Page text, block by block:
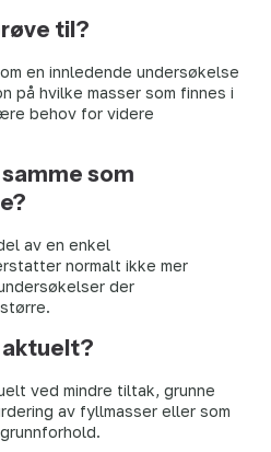
til?
en innledende undersøkelse
på hvilke masser som finnes i
behov for videre
som
av en enkel
normalt ikke mer
der
aktuelt?
ved mindre tiltak, grunne
av fyllmasser eller som